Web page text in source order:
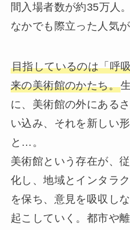
間入場者数が約35万人
なかでも際立った人気
目指しているのは「呼
来の美術館のかたち。
に、美術館の外にある
い込み、それを新しい
と…。
美術館という存在が、
化し、地域とインタラ
を保ち、意見を吸収し
起こしていく。都市や